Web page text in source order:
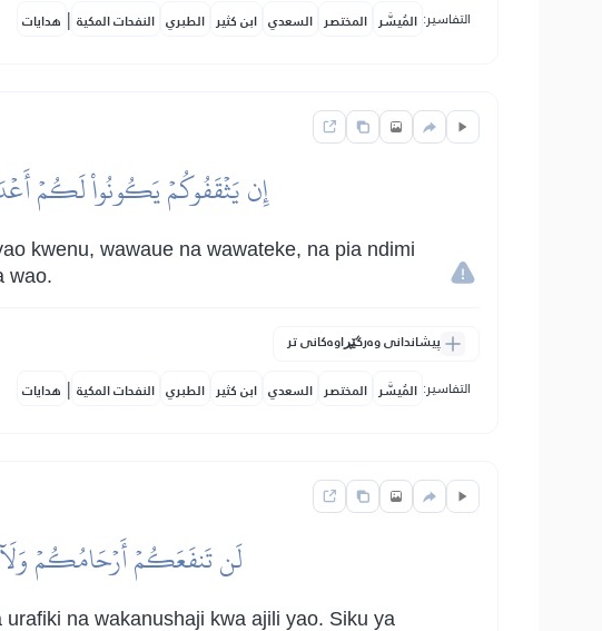
التفاسير: المُيسَّر المختصر السعدي ابن كثير الطبري النفحات المكية | هدايات
إِن يَثۡقَفُوكُمۡ يَكُونُواْ لَكُمۡ
kwenu, wawaue na wawateke, na pia ndimi
wao.
پیشاندانی وەرگێڕاوەکانی تر
التفاسير: المُيسَّر المختصر السعدي ابن كثير الطبري النفحات المكية | هدايات
لَن تَنفَعَكُمۡ أَرۡحَامُكُمۡ
na wakanushaji kwa ajili yao. Siku ya